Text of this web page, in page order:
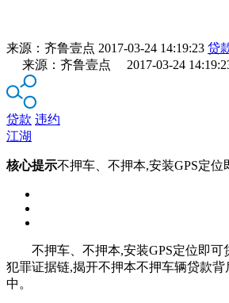
来源： 齐鲁壹点 2017-03-24 14:19:23 贷
来源：齐鲁壹点 2017-03-24
贷款 违约
江湖
核心提示不押车、不押本,安装GPS定位
不押车、不押本,安装GPS定位即可
犯罪证据链,揭开不押本不押车辆贷款
中。